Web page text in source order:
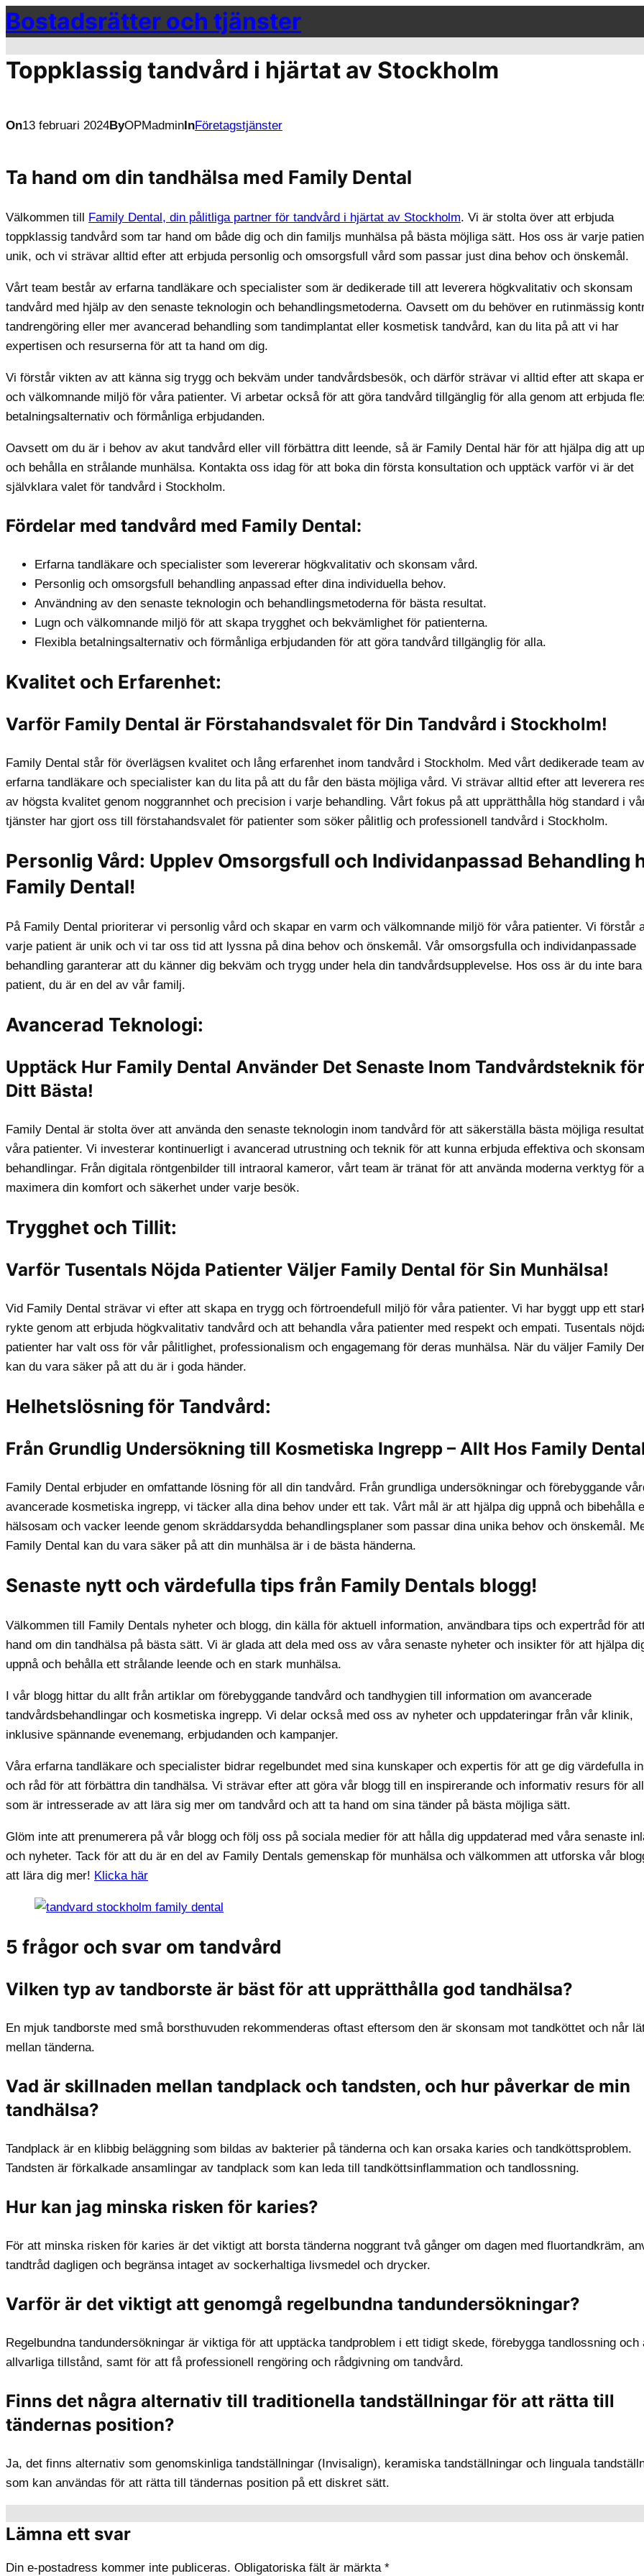
Hoppa
till
innehåll
Bostadsrätter och tjänster
Toppklassig tandvård i hjärtat av Stockholm
On13 februari 2024ByOPMadminInFöretagstjänster
Ta hand om din tandhälsa med Family Dental
Välkommen till Family Dental, din pålitliga partner för tandvård i hjärtat av Stockholm. Vi är stolta över att erbjuda
toppklassig tandvård som tar hand om både dig och din familjs munhälsa på bästa möjliga sätt. Hos oss är varje
unik, och vi strävar alltid efter att erbjuda personlig och omsorgsfull vård som passar just dina behov och önskemål.
Vårt team består av erfarna tandläkare och specialister som är dedikerade till att leverera högkvalitativ och skonsam
tandvård med hjälp av den senaste teknologin och behandlingsmetoderna. Oavsett om du behöver en rutinmässig
tandrengöring eller mer avancerad behandling som tandimplantat eller kosmetisk tandvård, kan du lita på att vi har
expertisen och resurserna för att ta hand om dig.
Vi förstår vikten av att känna sig trygg och bekväm under tandvårdsbesök, och därför strävar vi alltid efter att skapa
och välkomnande miljö för våra patienter. Vi arbetar också för att göra tandvård tillgänglig för alla genom att erbjuda
betalningsalternativ och förmånliga erbjudanden.
Oavsett om du är i behov av akut tandvård eller vill förbättra ditt leende, så är Family Dental här för att hjälpa dig att
och behålla en strålande munhälsa. Kontakta oss idag för att boka din första konsultation och upptäck varför vi är det
självklara valet för tandvård i Stockholm.
Fördelar med tandvård med Family Dental:
Erfarna tandläkare och specialister som levererar högkvalitativ och skonsam vård.
Personlig och omsorgsfull behandling anpassad efter dina individuella behov.
Användning av den senaste teknologin och behandlingsmetoderna för bästa resultat.
Lugn och välkomnande miljö för att skapa trygghet och bekvämlighet för patienterna.
Flexibla betalningsalternativ och förmånliga erbjudanden för att göra tandvård tillgänglig för alla.
Kvalitet och Erfarenhet:
Varför Family Dental är Förstahandsvalet för Din Tandvård i Stockholm!
Family Dental står för överlägsen kvalitet och lång erfarenhet inom tandvård i Stockholm. Med vårt dedikerade team av
erfarna tandläkare och specialister kan du lita på att du får den bästa möjliga vård. Vi strävar alltid efter att leverera
av högsta kvalitet genom noggrannhet och precision i varje behandling. Vårt fokus på att upprätthålla hög standard i
tjänster har gjort oss till förstahandsvalet för patienter som söker pålitlig och professionell tandvård i Stockholm.
Personlig Vård: Upplev Omsorgsfull och Individanpassad Behandling
Family Dental!
På Family Dental prioriterar vi personlig vård och skapar en varm och välkomnande miljö för våra patienter. Vi förstår
varje patient är unik och vi tar oss tid att lyssna på dina behov och önskemål. Vår omsorgsfulla och individanpassade
behandling garanterar att du känner dig bekväm och trygg under hela din tandvårdsupplevelse. Hos oss är du inte
patient, du är en del av vår familj.
Avancerad Teknologi:
Upptäck Hur Family Dental Använder Det Senaste Inom Tandvårdsteknik för
Ditt Bästa!
Family Dental är stolta över att använda den senaste teknologin inom tandvård för att säkerställa bästa möjliga
våra patienter. Vi investerar kontinuerligt i avancerad utrustning och teknik för att kunna erbjuda effektiva och
behandlingar. Från digitala röntgenbilder till intraoral kameror, vårt team är tränat för att använda moderna verktyg för
maximera din komfort och säkerhet under varje besök.
Trygghet och Tillit:
Varför Tusentals Nöjda Patienter Väljer Family Dental för Sin Munhälsa!
Vid Family Dental strävar vi efter att skapa en trygg och förtroendefull miljö för våra patienter. Vi har byggt upp ett
rykte genom att erbjuda högkvalitativ tandvård och att behandla våra patienter med respekt och empati. Tusentals
patienter har valt oss för vår pålitlighet, professionalism och engagemang för deras munhälsa. När du väljer Family
kan du vara säker på att du är i goda händer.
Helhetslösning för Tandvård:
Från Grundlig Undersökning till Kosmetiska Ingrepp – Allt Hos Family
Family Dental erbjuder en omfattande lösning för all din tandvård. Från grundliga undersökningar och förebyggande
avancerade kosmetiska ingrepp, vi täcker alla dina behov under ett tak. Vårt mål är att hjälpa dig uppnå och bibehålla
hälsosam och vacker leende genom skräddarsydda behandlingsplaner som passar dina unika behov och önskemål.
Family Dental kan du vara säker på att din munhälsa är i de bästa händerna.
Senaste nytt och värdefulla tips från Family Dentals blogg!
Välkommen till Family Dentals nyheter och blogg, din källa för aktuell information, användbara tips och expertråd för
hand om din tandhälsa på bästa sätt. Vi är glada att dela med oss av våra senaste nyheter och insikter för att hjälpa
uppnå och behålla ett strålande leende och en stark munhälsa.
I vår blogg hittar du allt från artiklar om förebyggande tandvård och tandhygien till information om avancerade
tandvårdsbehandlingar och kosmetiska ingrepp. Vi delar också med oss av nyheter och uppdateringar från vår klinik,
inklusive spännande evenemang, erbjudanden och kampanjer.
Våra erfarna tandläkare och specialister bidrar regelbundet med sina kunskaper och expertis för att ge dig värdefulla
och råd för att förbättra din tandhälsa. Vi strävar efter att göra vår blogg till en inspirerande och informativ resurs för
som är intresserade av att lära sig mer om tandvård och att ta hand om sina tänder på bästa möjliga sätt.
Glöm inte att prenumerera på vår blogg och följ oss på sociala medier för att hålla dig uppdaterad med våra senaste
och nyheter. Tack för att du är en del av Family Dentals gemenskap för munhälsa och välkommen att utforska vår
att lära dig mer! Klicka här
5 frågor och svar om tandvård
Vilken typ av tandborste är bäst för att upprätthålla god tandhälsa?
En mjuk tandborste med små borsthuvuden rekommenderas oftast eftersom den är skonsam mot tandköttet och når
mellan tänderna.
Vad är skillnaden mellan tandplack och tandsten, och hur påverkar de min
tandhälsa?
Tandplack är en klibbig beläggning som bildas av bakterier på tänderna och kan orsaka karies och tandköttsproblem.
Tandsten är förkalkade ansamlingar av tandplack som kan leda till tandköttsinflammation och tandlossning.
Hur kan jag minska risken för karies?
För att minska risken för karies är det viktigt att borsta tänderna noggrant två gånger om dagen med fluortandkräm,
tandtråd dagligen och begränsa intaget av sockerhaltiga livsmedel och drycker.
Varför är det viktigt att genomgå regelbundna tandundersökningar?
Regelbundna tandundersökningar är viktiga för att upptäcka tandproblem i ett tidigt skede, förebygga tandlossning och
allvarliga tillstånd, samt för att få professionell rengöring och rådgivning om tandvård.
Finns det några alternativ till traditionella tandställningar för att rätta till
tändernas position?
Ja, det finns alternativ som genomskinliga tandställningar (Invisalign), keramiska tandställningar och linguala
som kan användas för att rätta till tändernas position på ett diskret sätt.
Lämna ett svar
Din e-postadress kommer inte publiceras. Obligatoriska fält är märkta *